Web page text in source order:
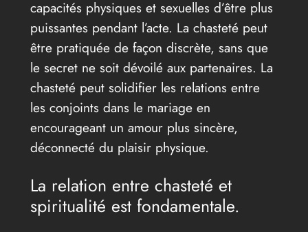
capacités physiques et sexuelles d’être plus
puissantes pendant l’acte. La chasteté peut
être pratiquée de façon discrète, sans que
le secret ne soit dévoilé aux partenaires. La
chasteté peut solidifier les relations entre
les conjoints dans le mariage en
encourageant un amour plus sincère,
déconnecté du plaisir physique.
La relation entre chasteté et
spiritualité est fondamentale.